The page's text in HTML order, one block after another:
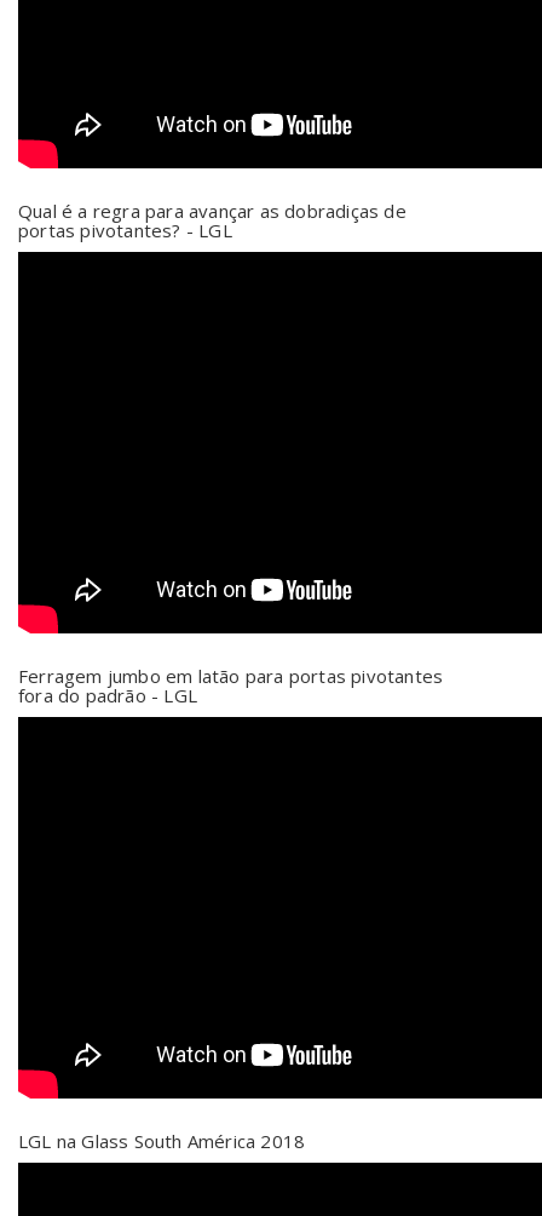
Qual é a regra para avançar as dobradiças de
portas pivotantes? - LGL
Ferragem jumbo em latão para portas pivotantes
fora do padrão - LGL
LGL na Glass South América 2018